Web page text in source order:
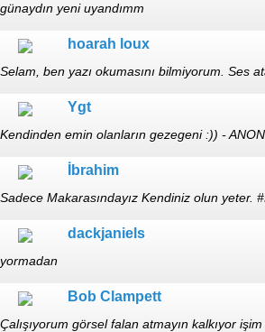
günaydın yeni uyandımm
hoarah loux
Selam, ben yazı okumasını bilmiyorum. Ses
Ygt
Kendinden emin olanların gezegeni :)) -
İbrahim
Sadece Makarasındayız Kendiniz olun yeter.
dackjaniels
yormadan
Bob Clampett
Çalışıyorum görsel falan atmayın kalkıyor